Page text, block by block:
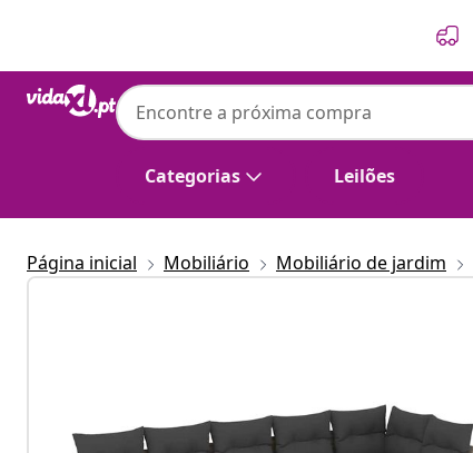
Categorias Leilões
Página inicial Mobiliário Mobiliário de jardim